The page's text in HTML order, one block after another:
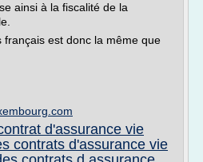
ainsi à la fiscalité de la
français est donc la même que
d'assurance vie
contrats d'assurance vie